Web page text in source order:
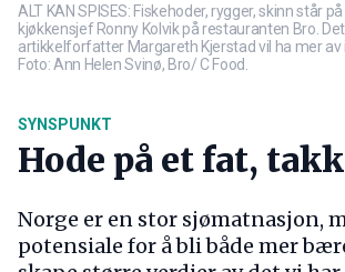
ALT KAN SPISES: Fiskehoder, rygger, skinn står
kjøkkensjef Ronny Kolvik på restauranten Bro.
artikkelforfatter Margareth Kjerstad vil ha mer av
Foto: Ann Helen Svinø, Bro/ C Food.
SYNSPUNKT
Hode på et fat,
Norge er en stor sjømatnasjon,
potensiale for å bli både mer